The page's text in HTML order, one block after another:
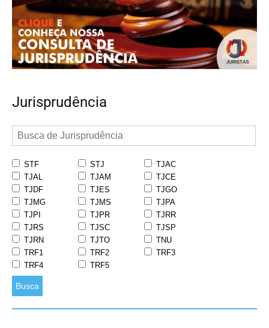
Jurisprudência
STF STJ
TJAC
TJAL
TJAM
TJCE
TJDF
TJES
TJGO
TJMG
TJMS
TJPA
TJPI
TJPR
TJRR
TJRS
TJSC
TJSP
TJRN
TJTO
TNU
TRF1
TRF2
TRF3
TRF4
TRF5
Busca